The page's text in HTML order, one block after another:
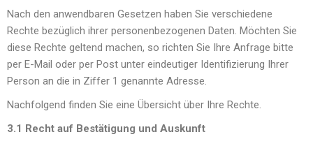
Nach den anwendbaren Gesetzen haben Sie verschiedene
Rechte bezüglich ihrer personenbezogenen Daten. Möchten Sie
diese Rechte geltend machen, so richten Sie Ihre Anfrage bitte
per E-Mail oder per Post unter eindeutiger Identifizierung Ihrer
Person an die in Ziffer 1 genannte Adresse.
Nachfolgend finden Sie eine Übersicht über Ihre Rechte.
3.1 Recht auf Bestätigung und Auskunft